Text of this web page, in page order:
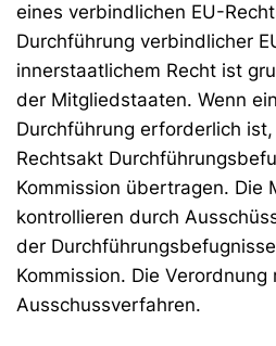
eines verbindlichen EU-
Durchführung verbindlicher
innerstaatlichem Recht ist
der Mitgliedstaaten. Wenn
Durchführung erforderlich
Rechtsakt
Kommission übertragen. Die
kontrollieren durch
der
Kommission. Die Verordnung
Ausschussverfahren.